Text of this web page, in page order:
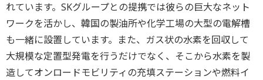
れています。SKグループとの提携では彼らの巨大なネット
ワークを活かし、韓国の製油所や化学工場の大型の電解槽
も一緒に設置しています。また、ガス状の水素を回収して
大規模な定置型発電を行うだけでなく、そこから水素を製
造してオンロードモビリティの充填ステーションや燃料イ